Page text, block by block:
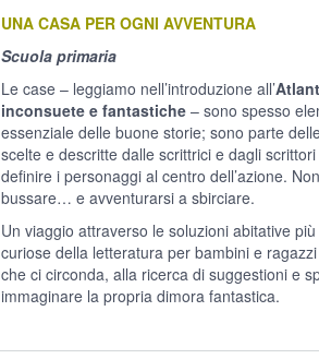
UNA CASA PER OGNI AVVENTURA
Scuola primaria
Le case – leggiamo nell’introduzione all’
inconsuete e fantastiche– sono spesso
essenziale delle buone storie; sono parte
scelte e descritte dalle scrittrici e dagli
definire i personaggi al centro dell’azione.
bussare… e avventurarsi a sbirciare.
Un viaggio attraverso le soluzioni abitative
curiose della letteratura per bambini e
che ci circonda, alla ricerca di suggestioni e
immaginare la propria dimora fantastica.